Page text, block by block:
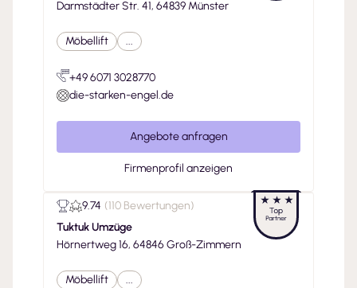
Darmstädter Str. 41, 64839 Münster
Möbellift ...
+49 6071 3028770
die-starken-engel.de
Angebote anfragen
Firmenprofil anzeigen
9.74 (110 Bewertungen)
Tuktuk Umzüge
Hörnertweg 16, 64846 Groß-Zimmern
Möbellift ...